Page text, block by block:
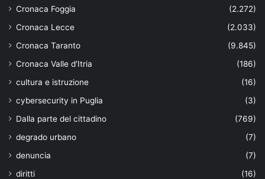
Cronaca Foggia
(2.272)
Cronaca Lecce
(2.033)
Cronaca Taranto
(9.845)
Cronaca Valle d'Itria
(186)
cultura e istruzione
(16)
cybersecurity in Puglia
(3)
Dalla parte del cittadino
(769)
degrado urbano
(7)
denuncia
(7)
diritti
(16)